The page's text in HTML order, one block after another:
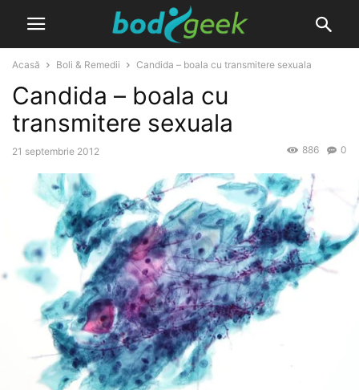
Acasă Boli & Remedii Candida – boala cu transmitere sexuala
Candida – boala cu
transmitere sexuala
21 septembrie 2012 0
886